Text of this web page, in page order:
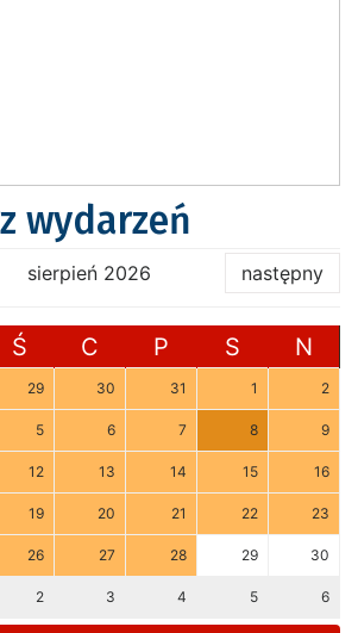
wydarzeń
sierpień 2026 następny
Ś C P S N
29 30 31 1 2
5 6 7 8 9
12 13 14 15 16
19 20 21 22 23
26 27 28 29 30
2 3 4 5 6